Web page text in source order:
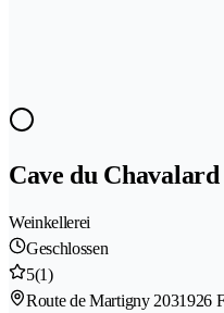
Cave du Chavalard
Weinkellerei
Geschlossen
5(1)
Route de Martigny 2031926